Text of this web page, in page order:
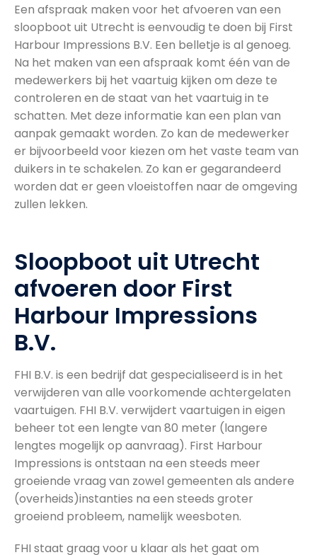
Een afspraak maken voor het afvoeren van een
sloopboot uit Utrecht is eenvoudig te doen bij First
Harbour Impressions B.V. Een belletje is al genoeg.
Na het maken van een afspraak komt één van de
medewerkers bij het vaartuig kijken om deze te
controleren en de staat van het vaartuig in te
schatten. Met deze informatie kan een plan van
aanpak gemaakt worden. Zo kan de medewerker
er bijvoorbeeld voor kiezen om het vaste team van
duikers in te schakelen. Zo kan er gegarandeerd
worden dat er geen vloeistoffen naar de omgeving
zullen lekken.
Sloopboot uit Utrecht
afvoeren door First
Harbour Impressions
B.V.
FHI B.V. is een bedrijf dat gespecialiseerd is in het
verwijderen van alle voorkomende achtergelaten
vaartuigen. FHI B.V. verwijdert vaartuigen in eigen
beheer tot een lengte van 80 meter (langere
lengtes mogelijk op aanvraag). First Harbour
Impressions is ontstaan na een steeds meer
groeiende vraag van zowel gemeenten als andere
(overheids)instanties na een steeds groter
groeiend probleem, namelijk weesboten.
FHI staat graag voor u klaar als het gaat om